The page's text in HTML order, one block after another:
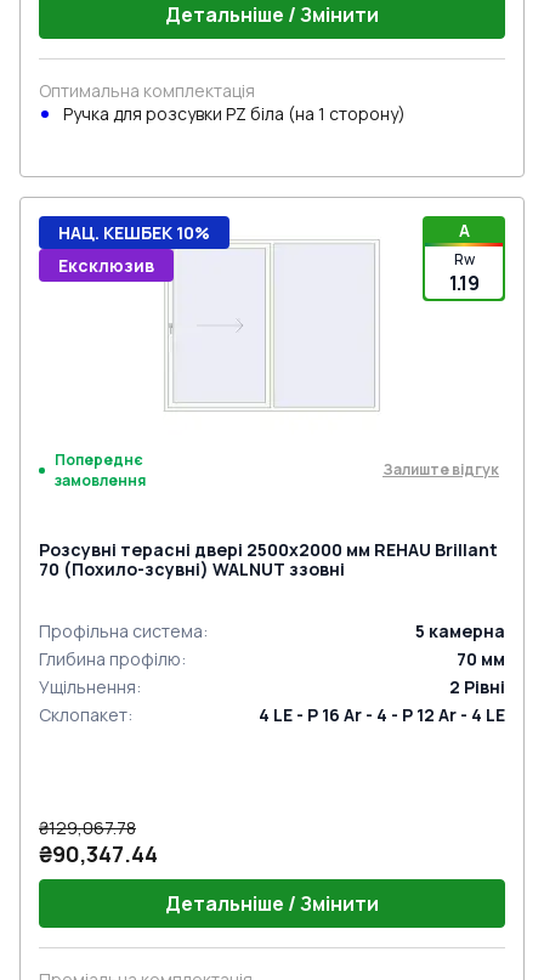
Детальніше / Змінити
Оптимальна комплектація
Ручкa для розсувки PZ біла (на 1 сторону)
A
Rw
1.19
НАЦ. КЕШБЕК 10%
Ексклюзив
Попереднє
замовлення
Залиште відгук
Розсувні терасні двері 2500x2000 мм REHAU Brillant
70 (Похило-зсувні) WALNUT ззовні
Профільна система: 5 камерна
Глибина профілю: 70 мм
Ущільнення: 2 Рівні
Склопакет: 4 LE - P 16 Ar - 4 - P 12 Ar - 4 LE
₴129,067.78
₴90,347.44
Детальніше / Змінити